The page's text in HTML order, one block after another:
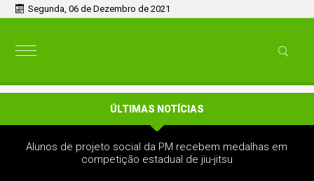
Segunda, 06 de Dezembro de 2021
ÚLTIMAS NOTÍCIAS
Alunos de projeto social da PM recebem medalhas em
competição estadual de jiu-jitsu